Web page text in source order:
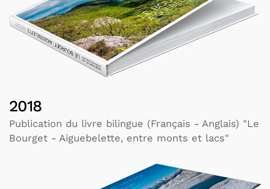
2018
Publication du livre bilingue (Français - Anglais) "Le
Bourget - Aiguebelette, entre monts et lacs"